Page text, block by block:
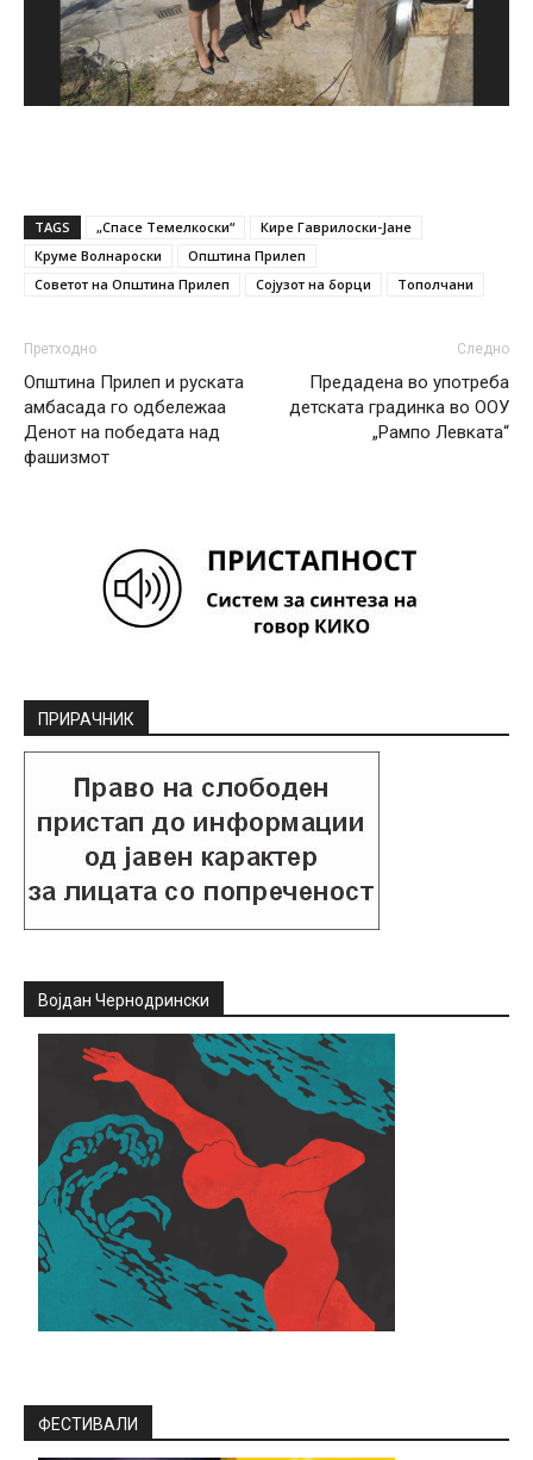
TAGS „Спасе Темелкоски“
Кире Гаврилоски-Јане
Круме Волнароски
Општина Прилеп
Советот на Општина Прилеп
Сојузот на борци Тополчани
Претходно
Општина Прилеп и руската
амбасада го одбележаа
Денот на победата над
фашизмот
Следно
Предадена во употреба
детската градинка во ООУ
„Рампо Левката“
ПРИРАЧНИК
Војдан Чернодрински
ФЕСТИВАЛИ